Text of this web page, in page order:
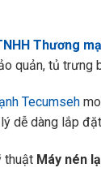
Thương
quản, tủ trưng
Tecumseh
dễ dàng lắp
thuật Máy nén